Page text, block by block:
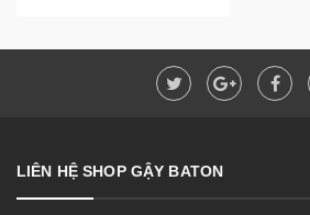
LIÊN HỆ SHOP GẬY BATON